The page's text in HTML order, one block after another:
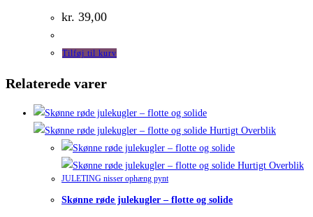
kr. 39,00
Tilføj til kurv
Relaterede varer
Hurtigt Overblik
Hurtigt Overblik
JULETING nisser ophæng pynt
Skønne røde julekugler – flotte og solide